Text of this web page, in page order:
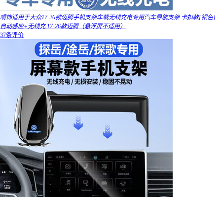
嘚饰适用于大众17-26款迈腾手机支架车载无线充电专用汽车导航支架 卡扣款[银色]
自动感应+无线充 17-26款迈腾（悬浮屏不适用）
37条评价